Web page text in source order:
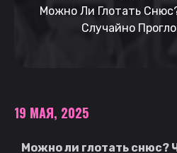
Можно Ли Глотать
Случайно
19 МАЯ, 2025
Можно ли глотать снюс?